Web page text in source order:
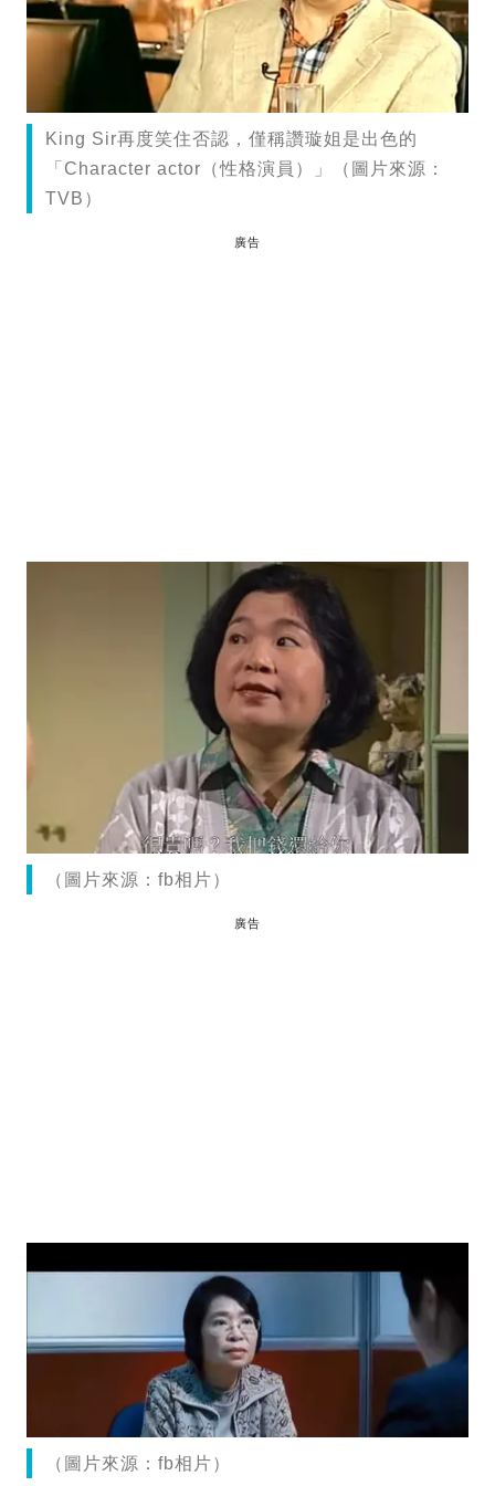
King Sir再度笑住否認，僅稱讚璇姐是出色的
「Character actor（性格演員）」（圖片來源：
TVB）
廣告
（圖片來源：fb相片）
廣告
（圖片來源：fb相片）